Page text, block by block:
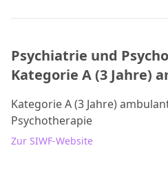
Psychiatrie und
Kategorie A (3 Jahre)
Kategorie A (3 Jahre)
Psychotherapie
Zur SIWF-Website